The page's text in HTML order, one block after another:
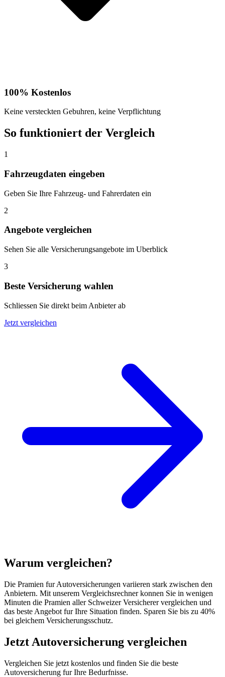
100% Kostenlos
Keine versteckten Gebuhren, keine Verpflichtung
So funktioniert der Vergleich
1
Fahrzeugdaten eingeben
Geben Sie Ihre Fahrzeug- und Fahrerdaten ein
2
Angebote vergleichen
Sehen Sie alle Versicherungsangebote im Uberblick
3
Beste Versicherung wahlen
Schliessen Sie direkt beim Anbieter ab
Jetzt vergleichen
Warum vergleichen?
Die Pramien fur Autoversicherungen variieren stark zwischen den
Anbietern. Mit unserem Vergleichsrechner konnen Sie in wenigen
Minuten die Pramien aller Schweizer Versicherer vergleichen und
das beste Angebot fur Ihre Situation finden. Sparen Sie bis zu 40%
bei gleichem Versicherungsschutz.
Jetzt Autoversicherung vergleichen
Vergleichen Sie jetzt kostenlos und finden Sie die beste
Autoversicherung fur Ihre Bedurfnisse.